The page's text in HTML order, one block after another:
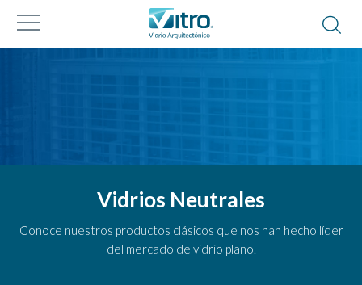
Vidrios Neutrales
Conoce nuestros productos clásicos que nos han hecho líder
del mercado de vidrio plano.